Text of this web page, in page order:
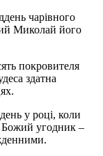
чарівного
Миколай його
покровителя
здатна
у році, коли
Божий угодник –